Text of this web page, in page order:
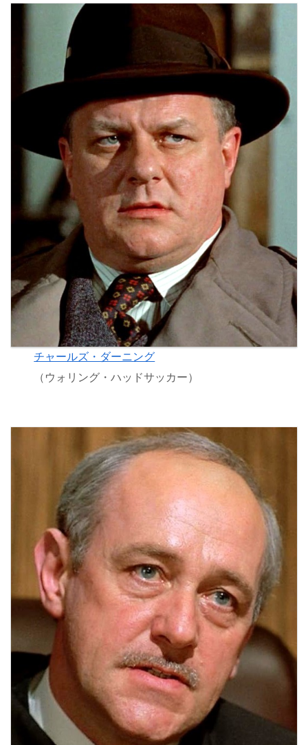
チャールズ・ダーニング
（ウォリング・ハッドサッカー）